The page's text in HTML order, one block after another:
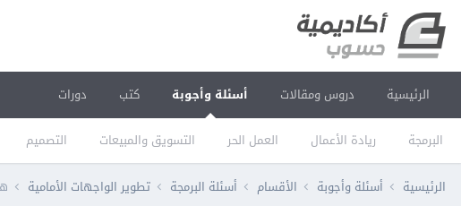
الرئيسية دروس ومقالات أسئلة وأجوبة
البرمجة ريادة الأعمال العمل الحر التسويق والمبيعات التصميم
كتب دورات
الرئيسية أسئلة وأجوبة الأقسام أسئلة البرمجة تطوير الواجهات الأمامية